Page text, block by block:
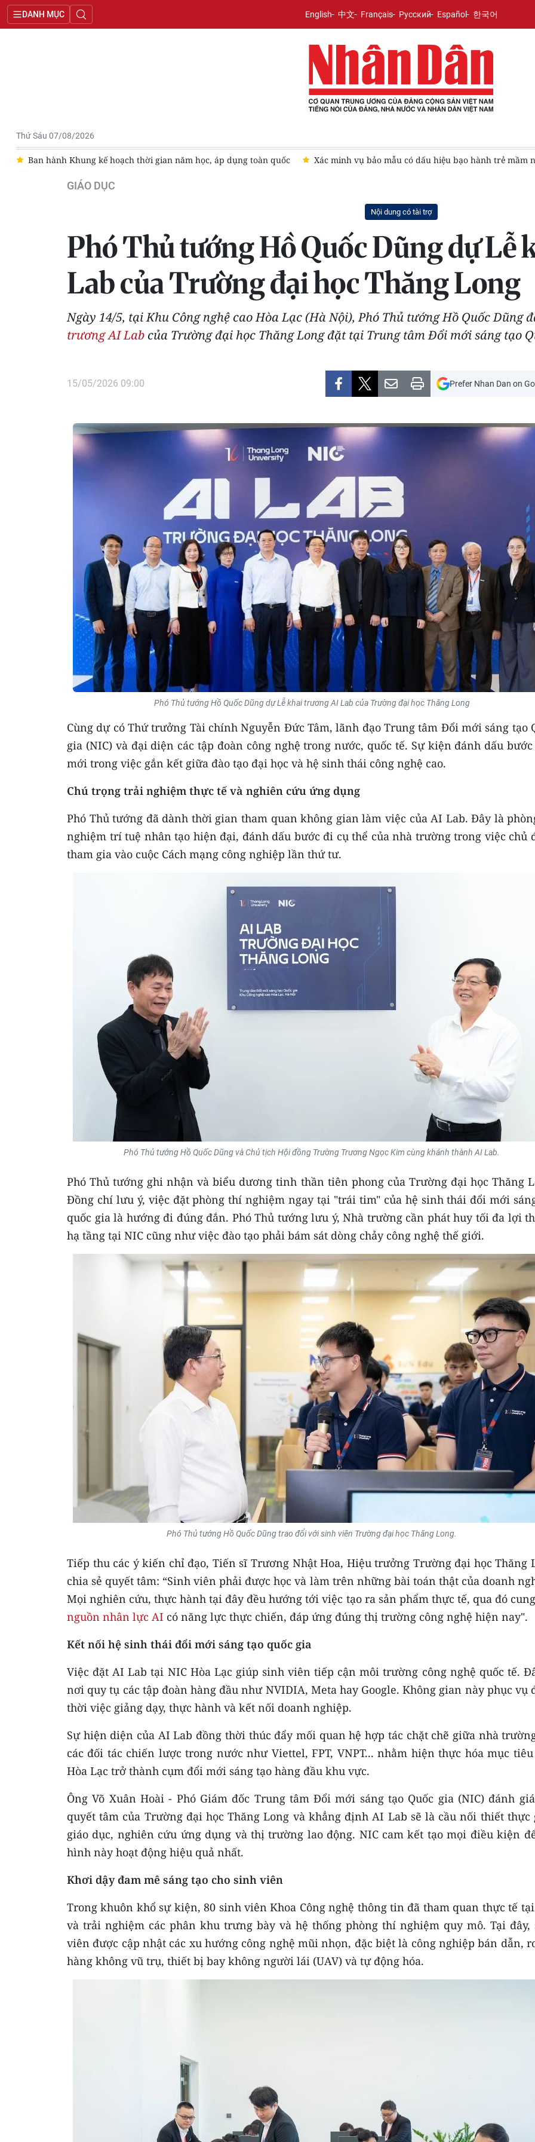
DANH MỤC English 中文 Français Русский Español 한국어
Thứ Sáu 07/08/2026
toàn quốc Xác minh vụ bảo mẫu có dấu hiệu bạo hành trẻ mầm non Phó Thủ tướng Phạm Thị Thanh Trà dự Lễ khởi
GIÁO DỤC
Nội dung có tài trợ
Phó Thủ tướng Hồ Quốc Dũng dự Lễ
Lab của Trường đại học Thăng Long
Ngày 14/5, tại Khu Công nghệ cao Hòa Lạc (Hà Nội), Phó Thủ tướng Hồ Quốc Dũng
trương AI Lab của Trường đại học Thăng Long đặt tại Trung tâm Đổi mới sáng tạo
15/05/2026 09:00 Prefer Nhan Dan on
Phó Thủ tướng Hồ Quốc Dũng dự Lễ khai trương AI Lab của Trường đại học Thăng Long
Cùng dự có Thứ trưởng Tài chính Nguyễn Đức Tâm, lãnh đạo Trung tâm Đổi mới sáng tạo
gia (NIC) và đại diện các tập đoàn công nghệ trong nước, quốc tế. Sự kiện đánh dấu
mới trong việc gắn kết giữa đào tạo đại học và hệ sinh thái công nghệ cao.
Chú trọng trải nghiệm thực tế và nghiên cứu ứng dụng
Phó Thủ tướng đã dành thời gian tham quan không gian làm việc của AI Lab. Đây là
nghiệm trí tuệ nhân tạo hiện đại, đánh dấu bước đi cụ thể của nhà trường trong việc chủ
tham gia vào cuộc Cách mạng công nghiệp lần thứ tư.
Phó Thủ tướng Hồ Quốc Dũng và Chủ tịch Hội đồng Trường Trương Ngọc Kim cùng khánh thành AI Lab.
Phó Thủ tướng ghi nhận và biểu dương tinh thần tiên phong của Trường đại học Thăng
Đồng chí lưu ý, việc đặt phòng thí nghiệm ngay tại "trái tim" của hệ sinh thái đổi mới
quốc gia là hướng đi đúng đắn. Phó Thủ tướng lưu ý, Nhà trường cần phát huy tối đa lợi
hạ tầng tại NIC cũng như việc đào tạo phải bám sát dòng chảy công nghệ thế giới.
Phó Thủ tướng Hồ Quốc Dũng trao đổi với sinh viên Trường đại học Thăng Long.
Tiếp thu các ý kiến chỉ đạo, Tiến sĩ Trương Nhật Hoa, Hiệu trưởng Trường đại học Thăng
chia sẻ quyết tâm: “Sinh viên phải được học và làm trên những bài toán thật của doanh
Mọi nghiên cứu, thực hành tại đây đều hướng tới việc tạo ra sản phẩm thực tế, qua đó
nguồn nhân lực AI có năng lực thực chiến, đáp ứng đúng thị trường công nghệ hiện nay".
Kết nối hệ sinh thái đổi mới sáng tạo quốc gia
Việc đặt AI Lab tại NIC Hòa Lạc giúp sinh viên tiếp cận môi trường công nghệ quốc tế.
nơi quy tụ các tập đoàn hàng đầu như NVIDIA, Meta hay Google. Không gian này phục vụ
thời việc giảng dạy, thực hành và kết nối doanh nghiệp.
Sự hiện diện của AI Lab đồng thời thúc đẩy mối quan hệ hợp tác chặt chẽ giữa nhà
các đối tác chiến lược trong nước như Viettel, FPT, VNPT... nhằm hiện thực hóa mục
Hòa Lạc trở thành cụm đổi mới sáng tạo hàng đầu khu vực.
Ông Võ Xuân Hoài - Phó Giám đốc Trung tâm Đổi mới sáng tạo Quốc gia (NIC) đánh
quyết tâm của Trường đại học Thăng Long và khẳng định AI Lab sẽ là cầu nối thiết thực
giáo dục, nghiên cứu ứng dụng và thị trường lao động. NIC cam kết tạo mọi điều kiện
hình này hoạt động hiệu quả nhất.
Khơi dậy đam mê sáng tạo cho sinh viên
Trong khuôn khổ sự kiện, 80 sinh viên Khoa Công nghệ thông tin đã tham quan thực tế
và trải nghiệm các phân khu trưng bày và hệ thống phòng thí nghiệm quy mô. Tại đây,
viên được cập nhật các xu hướng công nghệ mũi nhọn, đặc biệt là công nghiệp bán dẫn,
hàng không vũ trụ, thiết bị bay không người lái (UAV) và tự động hóa.